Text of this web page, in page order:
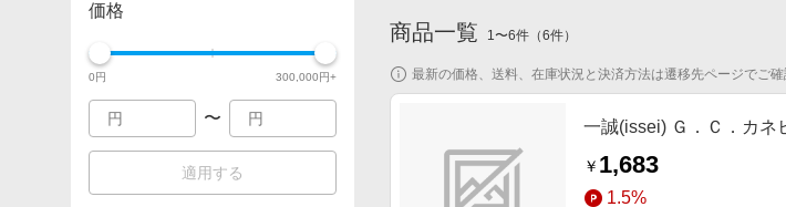
価格
0円 300,000円+
〜
適用する
商品一覧 1〜6件 （6件）
最新の価格、送料、在庫状況と決済方法は遷移先ページでご確
一誠(issei) Ｇ．Ｃ．カネ
￥ 1,683
1.5%